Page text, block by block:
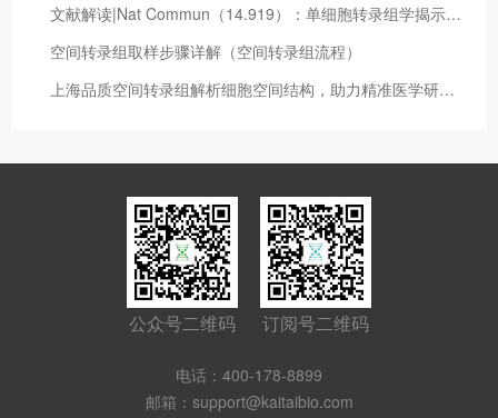
文献解读|Nat Commun（14.919）：单细胞转录组学揭示了横纹肌肉瘤中的免疫抑制和细胞状态预测患者结果
空间转录组取样步骤详解（空间转录组流程）
上海品质空间转录组解析细胞空间结构，助力精准医学研究（空间转录组分析流程）
公众号二维码 订阅号二维码
电话：400-178-8899
邮箱：support@kaitaibio.com